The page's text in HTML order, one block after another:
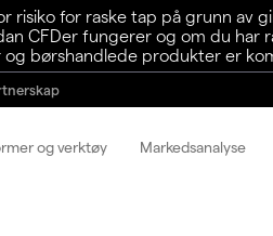
risiko for raske tap på grunn av
CFDer fungerer og om du har
børshandlede produkter er
og verktøy Markedsanalyse